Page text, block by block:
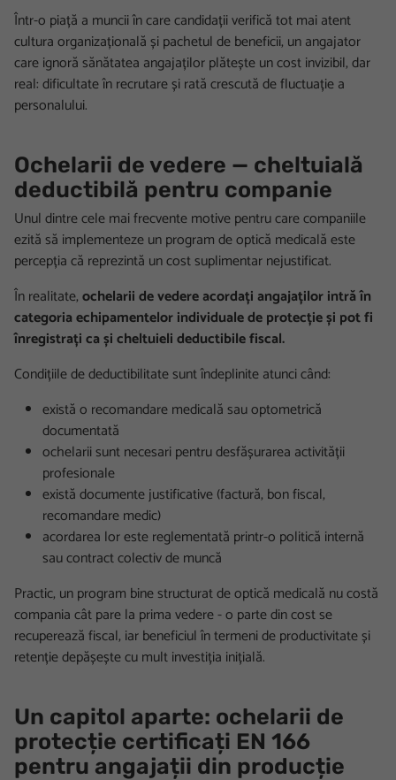
Într-o piață a muncii în care candidații verifică tot mai atent
cultura organizațională și pachetul de beneficii, un angajator
care ignoră sănătatea angajaților plătește un cost invizibil, dar
real: dificultate în recrutare și rată crescută de fluctuație a
personalului.
Ochelarii de vedere — cheltuială
deductibilă pentru companie
Unul dintre cele mai frecvente motive pentru care companiile
ezită să implementeze un program de optică medicală este
percepția că reprezintă un cost suplimentar nejustificat.
În realitate,ochelarii de vedere acordați angajaților intră în
categoria echipamentelor individuale de protecție și pot fi
înregistrați ca și cheltuieli deductibile fiscal.
Condițiile de deductibilitate sunt îndeplinite atunci când:
există o recomandare medicală sau optometrică
documentată
ochelarii sunt necesari pentru desfășurarea activității
profesionale
există documente justificative (factură, bon fiscal,
recomandare medic)
acordarea lor este reglementată printr-o politică internă
sau contract colectiv de muncă
Practic, un program bine structurat de optică medicală nu costă
compania cât pare la prima vedere - o parte din cost se
recuperează fiscal, iar beneficiul în termeni de productivitate și
retenție depășește cu mult investiția inițială.
Un capitol aparte: ochelarii de
protecție certificați EN 166
pentru angajații din producție